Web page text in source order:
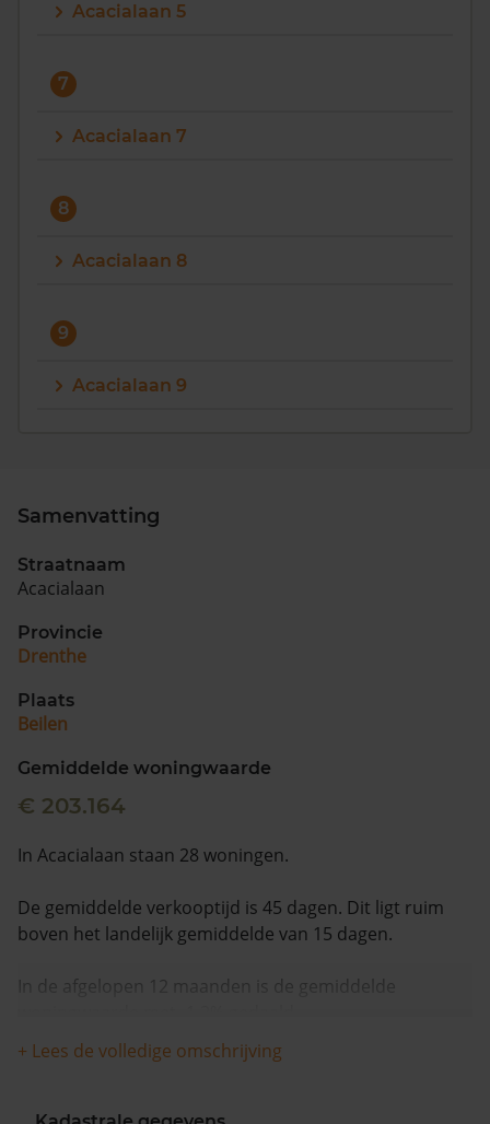
Acacialaan 5
7
Acacialaan 7
8
Acacialaan 8
9
Acacialaan 9
Samenvatting
Straatnaam
Acacialaan
Provincie
Drenthe
Plaats
Beilen
Gemiddelde woningwaarde
€ 203.164
In Acacialaan staan 28 woningen.
De gemiddelde verkooptijd is 45 dagen. Dit ligt ruim
boven het landelijk gemiddelde van 15 dagen.
In de afgelopen 12 maanden is de gemiddelde
+ Lees de volledige omschrijving